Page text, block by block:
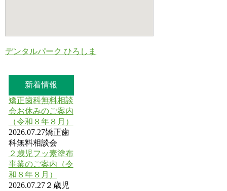
デンタルパーク ひろしま
新着情報
矯正歯科無料相談
会お休みのご案内
（令和８年８月）
2026.07.27矯正歯
科無料相談会
２歳児フッ素塗布
事業のご案内（令
和８年８月）
2026.07.27２歳児